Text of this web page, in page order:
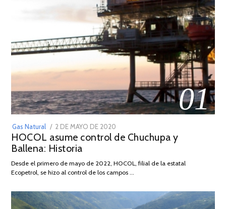
01
Gas Natural
POSTED
ON
2 DE MAYO DE 2020
DE
2026
HOCOL asume control de Chuchupa y
Ballena: Historia
Desde el primero de mayo de 2022, HOCOL, filial de la estatal
Ecopetrol, se hizo al control de los campos …